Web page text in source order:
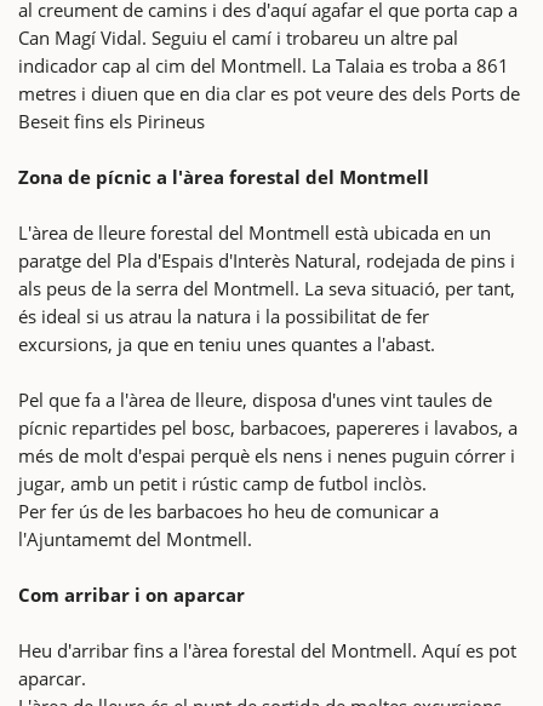
al creument de camins i des d'aquí agafar el que porta cap a
Can Magí Vidal. Seguiu el camí i trobareu un altre pal
indicador cap al cim del Montmell. La Talaia es troba a 861
metres i diuen que en dia clar es pot veure des dels Ports de
Beseit fins els Pirineus
Zona de pícnic a l'àrea forestal del Montmell
L'àrea de lleure forestal del Montmell està ubicada en un
paratge del Pla d'Espais d'Interès Natural, rodejada de pins i
als peus de la serra del Montmell. La seva situació, per tant,
és ideal si us atrau la natura i la possibilitat de fer
excursions, ja que en teniu unes quantes a l'abast.
Pel que fa a l'àrea de lleure, disposa d'unes vint taules de
pícnic repartides pel bosc, barbacoes, papereres i lavabos, a
més de molt d'espai perquè els nens i nenes puguin córrer i
jugar, amb un petit i rústic camp de futbol inclòs.
Per fer ús de les barbacoes ho heu de comunicar a
l'Ajuntamemt del Montmell.
Com arribar i on aparcar
Heu d'arribar fins a l'àrea forestal del Montmell. Aquí es pot
aparcar.